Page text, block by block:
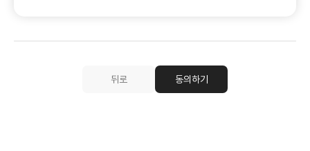
뒤로